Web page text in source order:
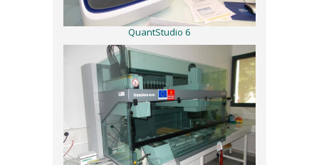
QuantStudio 6